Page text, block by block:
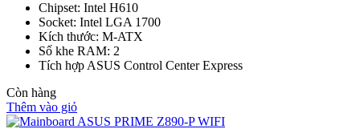
Chipset: Intel H610
Socket: Intel LGA 1700
Kích thước: M-ATX
Số khe RAM: 2
Tích hợp ASUS Control Center Express
Còn hàng
Thêm vào giỏ